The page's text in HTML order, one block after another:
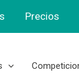
Precios